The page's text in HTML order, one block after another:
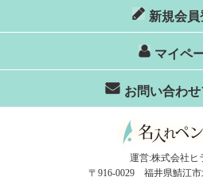
新規会員
マイペ
お問い合わ
運営:株式会社ヒ
〒916-0029 福井県鯖江市